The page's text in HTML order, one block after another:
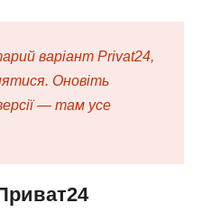
варіант Privat24,
Оновіть
— там усе